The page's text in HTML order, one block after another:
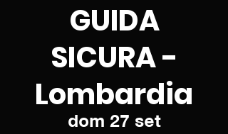
GUIDA
SICURA -
Lombardia
dom 27 set